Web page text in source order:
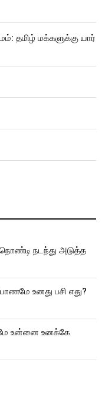
தமிழ் மக்களுக்கு யார்
நடந்து அடுத்த
உனது பசி எது?
உன்னை உனக்கே